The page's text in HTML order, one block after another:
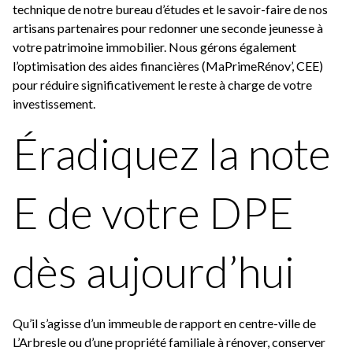
technique de notre bureau d’études et le savoir-faire de nos
artisans partenaires pour redonner une seconde jeunesse à
votre patrimoine immobilier. Nous gérons également
l’optimisation des aides financières (MaPrimeRénov’, CEE)
pour réduire significativement le reste à charge de votre
investissement.
Éradiquez la note
E de votre DPE
dès aujourd’hui
Qu’il s’agisse d’un immeuble de rapport en centre-ville de
L’Arbresle ou d’une propriété familiale à rénover, conserver